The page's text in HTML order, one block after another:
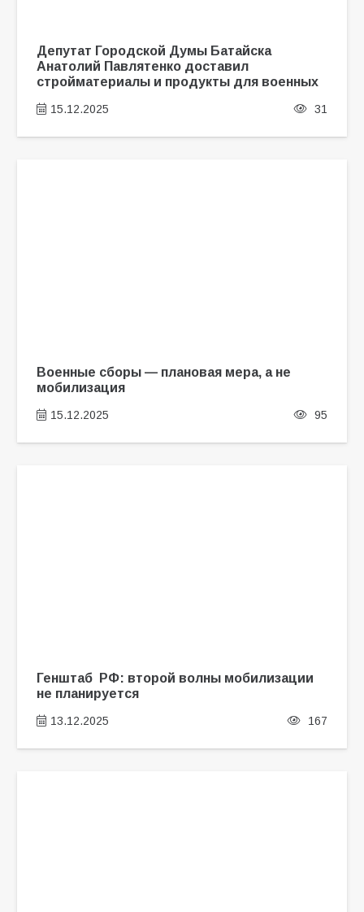
Депутат Городской Думы Батайска
Анатолий Павлятенко доставил
стройматериалы и продукты для военных
15.12.2025 31
Военные сборы — плановая мера, а не
мобилизация
15.12.2025 95
Генштаб РФ: второй волны мобилизации
не планируется
13.12.2025 167